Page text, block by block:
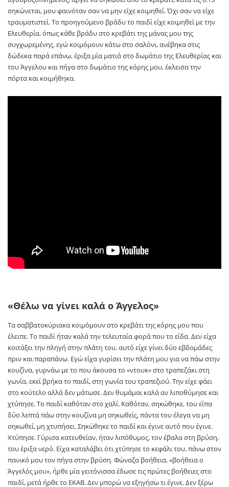
σηκώνεται, μου φαινόταν σαν να μην είχε κοιμηθεί. Όχι σαν να είχε
τραυματιστεί. Το προηγούμενο βράδυ το παιδί είχε κοιμηθεί με την
Ελευθερία, όπως κάθε βράδυ στο κρεβάτι της μάνας μου της
συγχωρεμένης, εγώ κοιμόμουν κάτω στο σαλόνι, ανέβηκα στις
δώδεκα παρά επάνω, έριξα μία ματιά στο δωμάτιο της Ελευθερίας και
του Άγγελου και πήγα στο δωμάτιο της κόρης μου, έκλεισα την
πόρτα και κοιμήθηκα.
«Θέλω να γίνει καλά ο Άγγελος»
Τα σαββατοκύριακα κοιμόμουν στο κρεβάτι της κόρης μου που
έλειπε. Το παιδί ήταν καλά την τελευταία φορά που το είδα. Δεν είχα
κοιτάξει την πληγή στην πλάτη του, αυτό είχε γίνει δύο εβδομάδες
πριν και παραπάνω. Εγώ είχα γυρίσει την πλάτη μου για να πάω στην
κουζίνα, γυρνάω με το που άκουσα το «ντουκ» στο τραπεζάκι στη
γωνία, εκεί βρήκα το παιδί, στη γωνία του τραπεζιού. Την είχε φάει
στο κούτελο αλλά δεν μάτωσε. Δεν θυμάμαι καλά αν λιποθύμησε και
χτύπησε. Το παιδί καθόταν στο χαλί. Καθόταν, σηκώθηκε, του είπα
δύο λεπτά πάω στην κουζίνα μη σηκωθείς, πάντα του έλεγα να μη
σηκωθεί, μη χτυπήσει. Σηκώθηκε το παιδί και έγινε αυτό που έγινε.
Χτύπησε. Γύρισα κατευθείαν, ήταν λιπόθυμος, τον έβαλα στη βρύση,
του έριξα νερό. Είχα καταλάβει ότι χτύπησε το κεφάλι του, πάνω στον
πανικό μου τον πήγα στην βρύση. Φώναζα βοήθεια, «βοήθεια ο
Άγγελός μου», ήρθε μία γειτόνισσα έδωσε τις πρώτες βοήθειες στο
παιδί, μετά ήρθε το ΕΚΑΒ. Δεν μπορώ να εξηγήσω τι έγινε. Δεν ξέρω